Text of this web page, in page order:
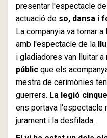
presentar l'espectacle
actuació de so, dansa i
La companyia va tornar
amb l'espectacle de la
i gladiadores van lluitar a
públic que els
mestra de cerimònies
guerrers. La legió
ens portava l'espectacle
jurament i la desfilada.